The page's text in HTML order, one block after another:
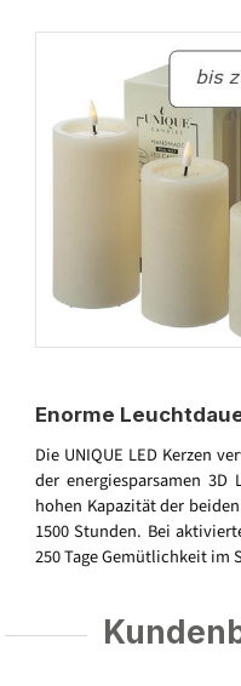
Enorme
Die UNIQUE LED Kerzen
der energiesparsamen
hohen Kapazität der
1500 Stunden. Bei
250 Tage Gemütlichkeit im